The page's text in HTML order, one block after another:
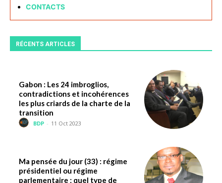
CONTACTS
RÉCENTS ARTICLES
Gabon : Les 24 imbroglios,
contradictions et incohérences
les plus criards de la charte de la
transition
BDP - 11 Oct 2023
Ma pensée du jour (33) : régime
présidentiel ou régime
parlementaire : quel type de